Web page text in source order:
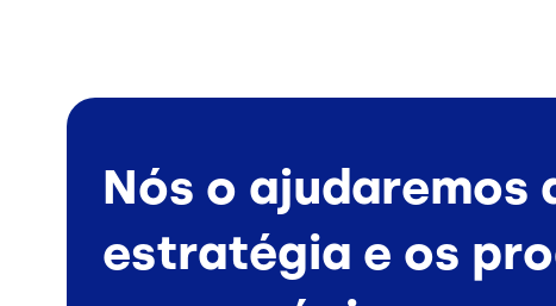
Nós o ajudaremos
estratégia e os